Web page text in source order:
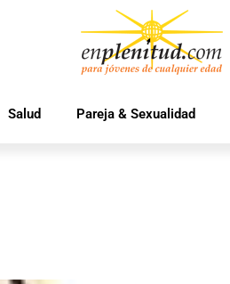
Salud Pareja & Sexualidad